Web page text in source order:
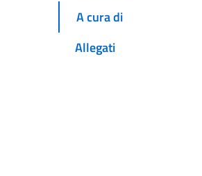
A cura di
Allegati